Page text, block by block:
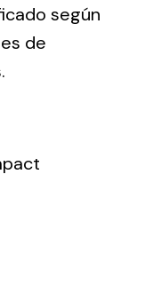
the group
products for
según
de